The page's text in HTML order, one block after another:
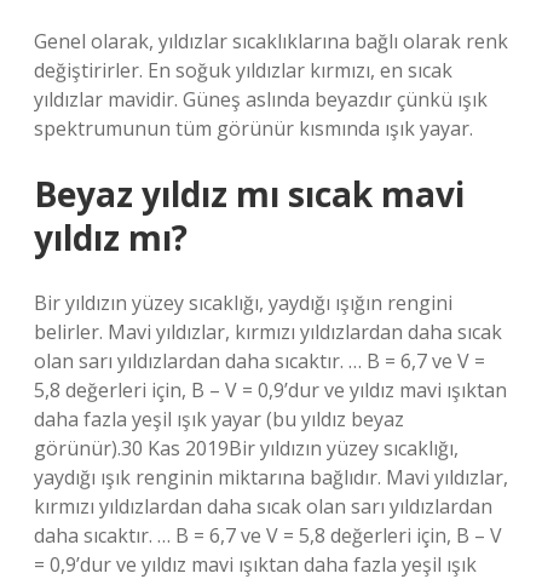
Genel olarak, yıldızlar sıcaklıklarına bağlı olarak renk
değiştirirler. En soğuk yıldızlar kırmızı, en sıcak
yıldızlar mavidir. Güneş aslında beyazdır çünkü ışık
spektrumunun tüm görünür kısmında ışık yayar.
Beyaz yıldız mı sıcak mavi
yıldız mı?
Bir yıldızın yüzey sıcaklığı, yaydığı ışığın rengini
belirler. Mavi yıldızlar, kırmızı yıldızlardan daha sıcak
olan sarı yıldızlardan daha sıcaktır. … B = 6,7 ve V =
5,8 değerleri için, B – V = 0,9’dur ve yıldız mavi ışıktan
daha fazla yeşil ışık yayar (bu yıldız beyaz
görünür).30 Kas 2019Bir yıldızın yüzey sıcaklığı,
yaydığı ışık renginin miktarına bağlıdır. Mavi yıldızlar,
kırmızı yıldızlardan daha sıcak olan sarı yıldızlardan
daha sıcaktır. … B = 6,7 ve V = 5,8 değerleri için, B – V
= 0,9’dur ve yıldız mavi ışıktan daha fazla yeşil ışık